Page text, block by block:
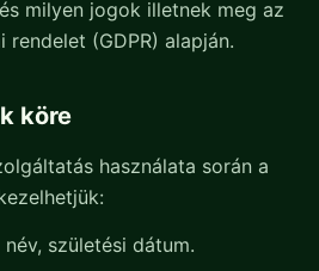
milyen jogok illetnek meg az
(GDPR) alapján.
köre
használata során a
születési dátum.